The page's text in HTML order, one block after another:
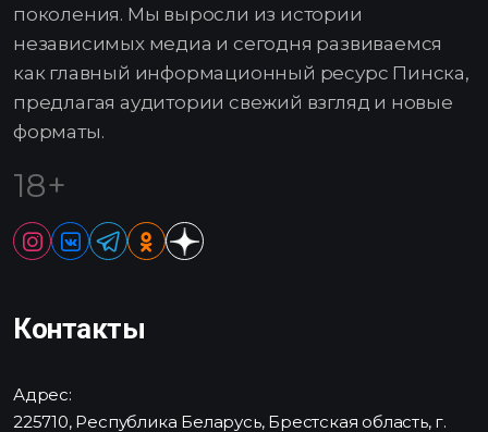
поколения. Мы выросли из истории
независимых медиа и сегодня развиваемся
как главный информационный ресурс Пинска,
предлагая аудитории свежий взгляд и новые
форматы.
18+
Контакты
Адрес:
225710, Республика Беларусь, Брестская область, г.